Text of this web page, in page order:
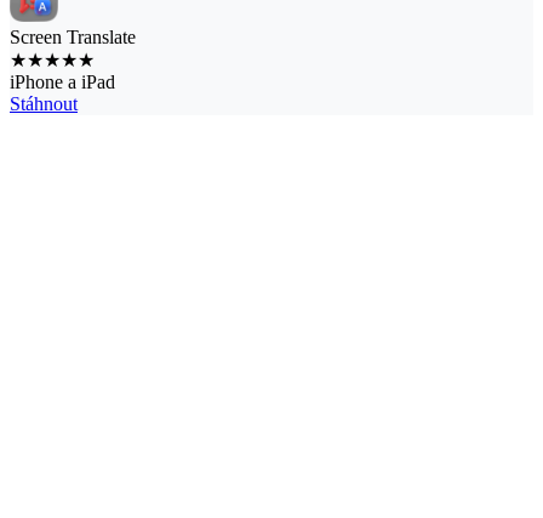
Screen Translate
★★★★★
iPhone a iPad
Stáhnout